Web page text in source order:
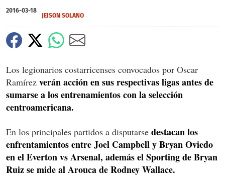
2016-03-18
JEISON SOLANO
Los legionarios costarricenses convocados por Oscar
Ramírez verán acción en sus respectivas ligas antes de
sumarse a los entrenamientos con la selección
centroamericana.
En los principales partidos a disputarse destacan los
enfrentamientos entre Joel Campbell y Bryan Oviedo
en el Everton vs Arsenal, además el Sporting de Bryan
Ruiz se mide al Arouca de Rodney Wallace.